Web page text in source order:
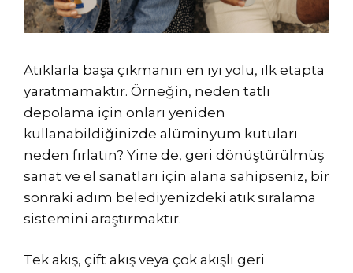
Atıklarla başa çıkmanın en iyi yolu, ilk etapta
yaratmamaktır. Örneğin, neden tatlı
depolama için onları yeniden
kullanabildiğinizde alüminyum kutuları
neden fırlatın? Yine de, geri dönüştürülmüş
sanat ve el sanatları için alana sahipseniz, bir
sonraki adım belediyenizdeki atık sıralama
sistemini araştırmaktır.
Tek akış, çift akış veya çok akışlı geri